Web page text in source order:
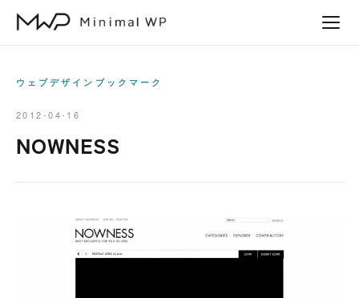
ウェブデザインブックマーク
2012-04-16
NOWNESS